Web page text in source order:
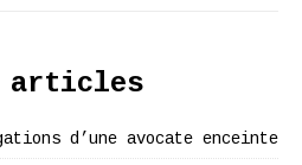
articles
d’une avocate enceinte